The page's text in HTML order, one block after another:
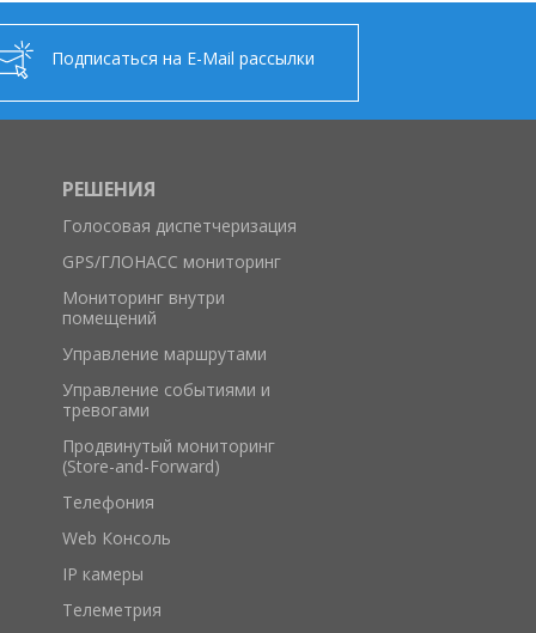
Подписаться на E-Mail рассылки
РЕШЕНИЯ
Голосовая диспетчеризация
GPS/ГЛОНАСС мониторинг
Мониторинг внутри
помещений
Управление маршрутами
Управление событиями и
тревогами
Продвинутый мониторинг
(Store-and-Forward)
Телефония
Web Консоль
IP камеры
Телеметрия